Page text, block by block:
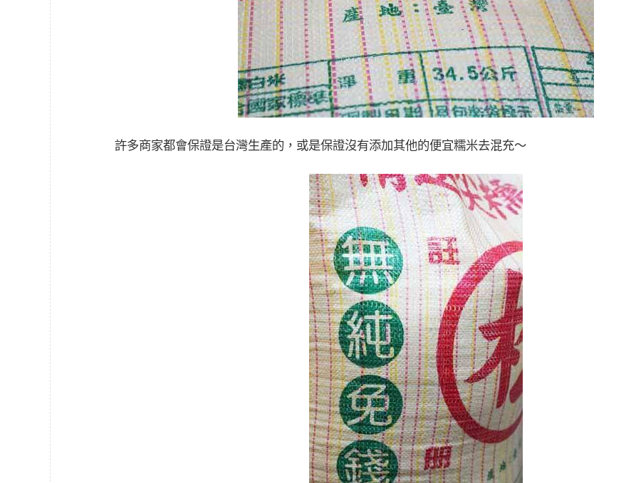
許多商家都會保證是台灣生產的，或是保證沒有添加其他的便宜糯米去混充～